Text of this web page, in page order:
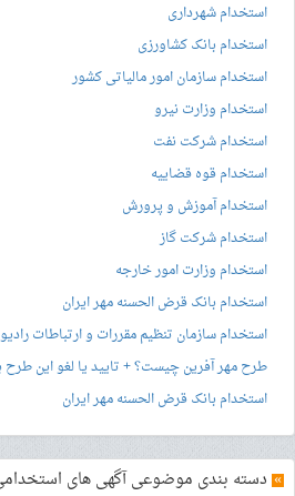
استخدام شهرداری
استخدام بانک کشاورزی
استخدام سازمان امور مالیاتی کشور
استخدام وزارت نیرو
استخدام شرکت نفت
استخدام قوه قضاییه
استخدام آموزش و پرورش
استخدام شرکت گاز
استخدام وزارت امور خارجه
استخدام بانک قرض الحسنه مهر ایران
استخدام سازمان تنظیم مقررات و ارتباطات
طرح مهر آفرین چیست؟ + تایید یا لغو این طرح
استخدام بانک قرض الحسنه مهر ایران
» دسته بندی موضوعی آگهی های